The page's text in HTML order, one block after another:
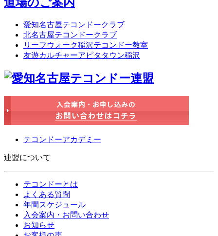
愛知名古屋テコンドークラブ
北名古屋テコンドークラブ
リーフウォーク稲沢テコンドー教室
友遊カルチャーアピタタウン稲沢
テコンドーアカデミー
連盟について
テコンドーとは
よくある質問
年間スケジュール
入会案内・お問い合わせ
お知らせ